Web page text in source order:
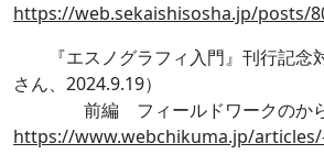
https://web.sekaishisosha.jp/posts/
『エスノグラフィ入門』刊行記念
さん、2024.9.19）
前編 フィールドワークのか
https://www.webchikuma.jp/